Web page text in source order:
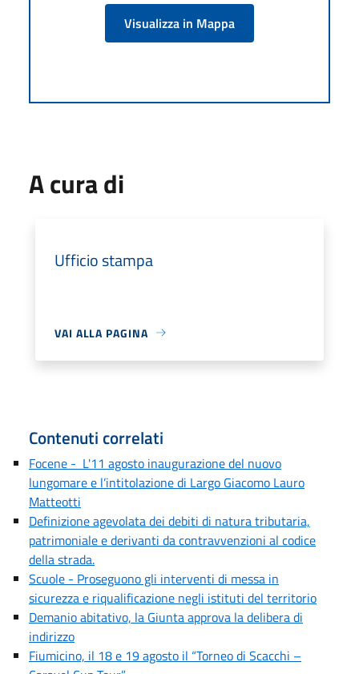
Visualizza in Mappa
A cura di
Ufficio stampa
VAI ALLA PAGINA
Contenuti correlati
Focene - L'11 agosto inaugurazione del nuovo
lungomare e l’intitolazione di Largo Giacomo Lauro
Matteotti
Definizione agevolata dei debiti di natura tributaria,
patrimoniale e derivanti da contravvenzioni al codice
della strada.
Scuole - Proseguono gli interventi di messa in
sicurezza e riqualificazione negli istituti del territorio
Demanio abitativo, la Giunta approva la delibera di
indirizzo
Fiumicino, il 18 e 19 agosto il “Torneo di Scacchi –